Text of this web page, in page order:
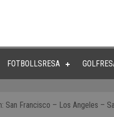
FOTBOLLSRESA
San Francisco – Los Angeles –